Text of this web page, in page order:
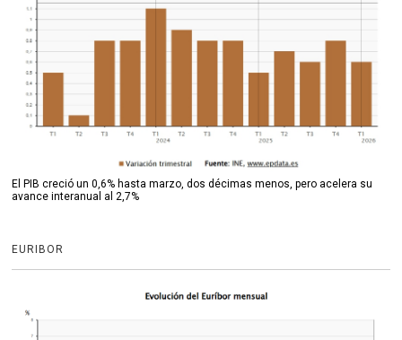
El PIB creció un 0,6% hasta marzo, dos décimas menos, pero acelera su
avance interanual al 2,7%
EURIBOR